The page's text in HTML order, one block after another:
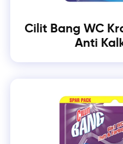
Cilit Bang WC
Anti